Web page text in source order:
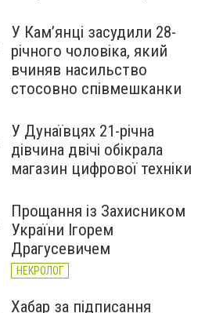
У Камʼянці засудили 28-
річного чоловіка, який
вчиняв насильство
стосовно співмешканки
У Дунаївцях 21-річна
дівчина двічі обікрала
магазин цифрової техніки
Прощання із Захисником
України Ігорем
Драгусевичем
НЕКРОЛОГ
Хабар за підписання